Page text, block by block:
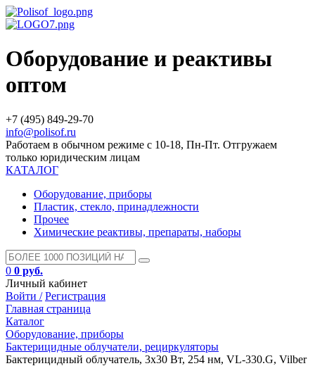
Оборудование и реактивы
оптом
+7 (495) 849-29-70
info@polisof.ru
Работаем в обычном режиме с 10-18, Пн-Пт. Отгружаем
только юридическим лицам
КАТАЛОГ
Оборудование, приборы
Пластик, стекло, принадлежности
Прочее
Химические реактивы, препараты, наборы
0 0 руб.
Личный кабинет
Войти / Регистрация
Главная страница
Каталог
Оборудование, приборы
Бактерицидные облучатели, рециркуляторы
Бактерицидный облучатель, 3х30 Вт, 254 нм, VL-330.G, Vilber